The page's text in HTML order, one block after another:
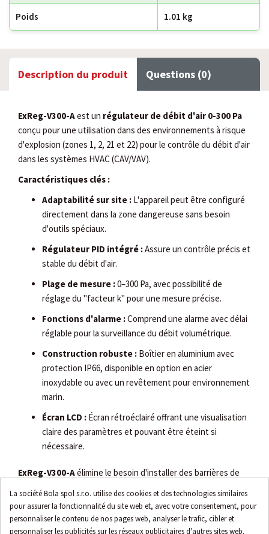
La société Bola spol s.r.o. utilise des cookies et des technologies similaires
pour assurer la fonctionnalité du site web et, avec votre consentement, pour
personnaliser le contenu de nos pages web, analyser le trafic, cibler et
personnaliser les publicités sur les réseaux publicitaires d'autres sites web.
Poids 1.01 kg
Description du produit Questions (0)
ExReg-V300-Aest un régulateur de débit d'air 0-300 Pa
conçu pour une utilisation dans des environnements à risque
d'explosion (zones 1, 2, 21 et 22) pour le contrôle du débit d'air
dans les systèmes HVAC (CAV/VAV).
Caractéristiques clés :
Adaptabilité sur site : L'appareil peut être configuré
directement dans la zone dangereuse sans besoin
d'outils spéciaux.
Régulateur PID intégré :Assure un contrôle précis et
stable du débit d'air.
Plage de mesure :0–300 Pa, avec possibilité de
réglage du "facteur k" pour une mesure précise.
Fonctions d'alarme :Comprend une alarme avec délai
réglable pour la surveillance du débit volumétrique.
Construction robuste : Boîtier en aluminium avec
protection IP66, disponible en option en acier
inoxydable ou avec un revêtement pour environnement
marin.
Écran LCD : Écran rétroéclairé offrant une visualisation
claire des paramètres et pouvant être éteint si
nécessaire.
ExReg-V300-Aélimine le besoin d'installer des barrières de
sécurité ou d'utiliser un câblage spécial, ce qui simplifie
l'installation et réduit les coûts.
Ses dimensions compactes
(180 × 107 × 66 mm) et son bornier intégré "Ex-e" facilitent
l'intégration dans les systèmes existants.